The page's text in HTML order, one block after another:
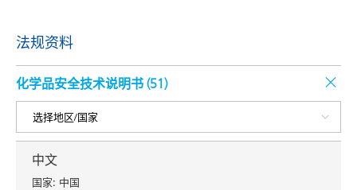
法规资料
化学品安全技术说明书 (51)
中文
国家: 中国